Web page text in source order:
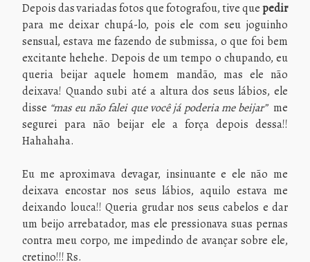
Depois das variadas fotos que fotografou, tive quepedir
para me deixar chupá-lo, pois ele com seu joguinho
sensual, estava me fazendo de submissa, o que foi bem
excitante hehehe. Depois de um tempo o chupando, eu
queria beijar aquele homem mandão, mas ele não
deixava! Quando subi até a altura dos seus lábios, ele
disse “mas eu não falei que você já poderia me beijar”me
segurei para não beijar ele a força depois dessa!!
Hahahaha.
Eu me aproximava devagar, insinuante e ele não me
deixava encostar nos seus lábios, aquilo estava me
deixando louca!! Queria grudar nos seus cabelos e dar
um beijo arrebatador, mas ele pressionava suas pernas
contra meu corpo, me impedindo de avançar sobre ele,
cretino!!! Rs.